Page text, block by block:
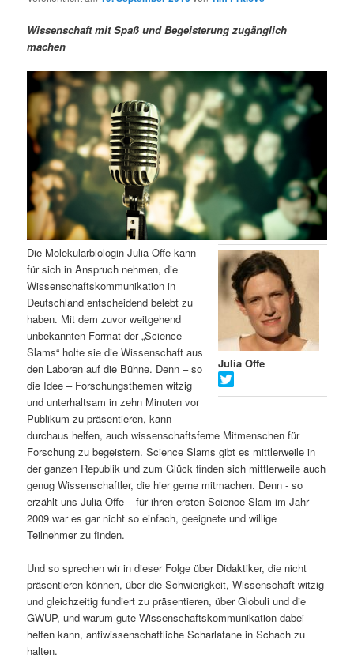
ä
r
e
I
n
h
a
l
t
s
p
r
i
n
g
e
n
n
d
ä
e
n
I
n
h
a
l
t
s
p
r
i
n
g
e
n
v
i
g
t
i
o
Wissenschaft mit Spaß und Begeisterung zugänglich
machen
Julia Offe
Die Molekularbiologin Julia Offe kann
für sich in Anspruch nehmen, die
Wissenschaftskommunikation in
Deutschland entscheidend belebt zu
haben. Mit dem zuvor weitgehend
unbekannten Format der „Science
Slams“ holte sie die Wissenschaft aus
den Laboren auf die Bühne. Denn – so
die Idee – Forschungsthemen witzig
und unterhaltsam in zehn Minuten vor
Publikum zu präsentieren, kann
durchaus helfen, auch wissenschaftsferne Mitmenschen für
Forschung zu begeistern. Science Slams gibt es mittlerweile in
der ganzen Republik und zum Glück finden sich mittlerweile auch
genug Wissenschaftler, die hier gerne mitmachen. Denn - so
erzählt uns Julia Offe – für ihren ersten Science Slam im Jahr
2009 war es gar nicht so einfach, geeignete und willige
Teilnehmer zu finden.
Und so sprechen wir in dieser Folge über Didaktiker, die nicht
präsentieren können, über die Schwierigkeit, Wissenschaft witzig
und gleichzeitig fundiert zu präsentieren, über Globuli und die
GWUP, und warum gute Wissenschaftskommunikation dabei
helfen kann, antiwissenschaftliche Scharlatane in Schach zu
halten.